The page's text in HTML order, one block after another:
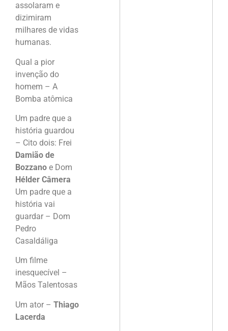
assolaram e
dizimiram
milhares de vidas
humanas.
Qual a pior
invenção do
homem – A
Bomba atômica
Um padre que a
história guardou
– Cito dois: Frei
Damião de
Bozzano e Dom
Hélder Câmera
Um padre que a
história vai
guardar – Dom
Pedro
Casaldáliga
Um filme
inesquecível –
Mãos Talentosas
Um ator – Thiago
Lacerda